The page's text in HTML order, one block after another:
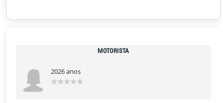
MOTORISTA
2026 anos